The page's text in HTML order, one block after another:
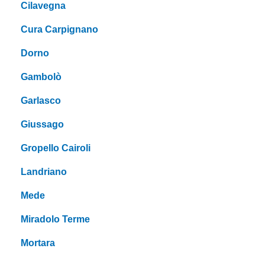
Cilavegna
Cura Carpignano
Dorno
Gambolò
Garlasco
Giussago
Gropello Cairoli
Landriano
Mede
Miradolo Terme
Mortara